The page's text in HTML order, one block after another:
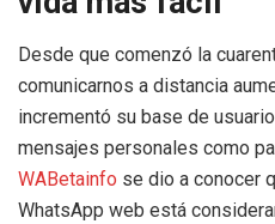
Desde que comenzó la
comunicarnos a distancia
incrementó su base de
mensajes personales como
WABetainfo se dio a conocer
WhatsApp web está